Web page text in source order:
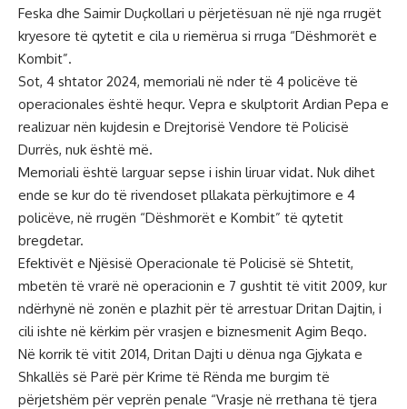
Feska dhe Saimir Duçkollari u përjetësuan në një nga rrugët
kryesore të qytetit e cila u riemërua si rruga “Dëshmorët e
Kombit”.
Sot, 4 shtator 2024, memoriali në nder të 4 policëve të
operacionales është hequr. Vepra e skulptorit Ardian Pepa e
realizuar nën kujdesin e Drejtorisë Vendore të Policisë
Durrës, nuk është më.
Memoriali është larguar sepse i ishin liruar vidat. Nuk dihet
ende se kur do të rivendoset pllakata përkujtimore e 4
policëve, në rrugën “Dëshmorët e Kombit” të qytetit
bregdetar.
Efektivët e Njësisë Operacionale të Policisë së Shtetit,
mbetën të vrarë në operacionin e 7 gushtit të vitit 2009, kur
ndërhynë në zonën e plazhit për të arrestuar Dritan Dajtin, i
cili ishte në kërkim për vrasjen e biznesmenit Agim Beqo.
Në korrik të vitit 2014, Dritan Dajti u dënua nga Gjykata e
Shkallës së Parë për Krime të Rënda me burgim të
përjetshëm për veprën penale “Vrasje në rrethana të tjera